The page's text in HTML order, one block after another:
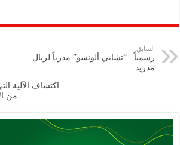
p
y
Li
eb
k
tt
er
nt
at
A
p
gr
السابق
رسمياً.. “تشابي ألونسو” مدرباً لريال
مدريد
اكتشاف الآلية
من